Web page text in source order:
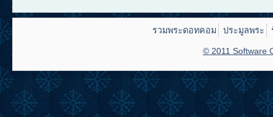
รวมพระดอทคอม ประมูลพระ
© 2011 Software